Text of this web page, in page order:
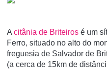
A citânia de Briteiros é um
Ferro, situado no alto do
freguesia de Salvador de
(a cerca de 15km de